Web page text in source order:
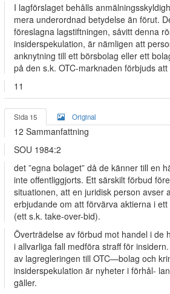
I lagförslaget behålls
mera underordnad betydelse än förut.
föreslagna lagstiftningen, såvitt denna
insiderspekulation, är nämligen att
anknytning till ett börsbolag eller ett
på den s.k. OTC-marknaden förbjuds
11
Sida 15 Original
12 Sammanfattning
SOU 1984:2
det ”egna bolaget” då de känner till en
inte offentliggjorts. Ett särskilt förbud
situationen, att en juridisk person avser
erbjudande om att förvärva aktierna i
(ett s.k. take-over-bid).
Överträdelse av förbud mot handel i de
i allvarliga fall medföra straff för
av lagregleringen till OTC—bolag och
insiderspekulation är nyheter i förhål-
gäller.